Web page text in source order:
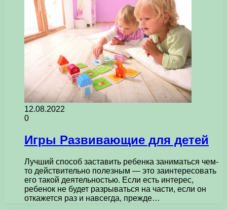
12.08.2022
0
Игры Развивающие для детей
Лучший способ заставить ребенка заниматься чем-
то действительно полезным — это заинтересовать
его такой деятельностью. Если есть интерес,
ребенок не будет разрываться на части, если он
откажется раз и навсегда, прежде…